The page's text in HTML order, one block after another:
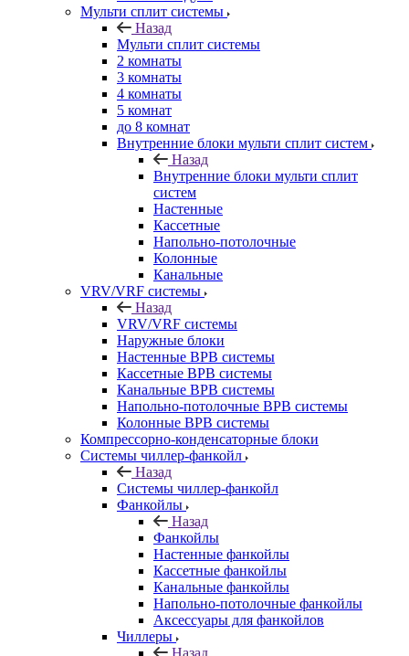
Мульти сплит системы
Назад
Мульти сплит системы
2 комнаты
3 комнаты
4 комнаты
5 комнат
до 8 комнат
Внутренние блоки мульти сплит систем
Назад
Внутренние блоки мульти сплит
систем
Настенные
Кассетные
Напольно-потолочные
Колонные
Канальные
VRV/VRF системы
Назад
VRV/VRF системы
Наружные блоки
Настенные ВРВ системы
Кассетные ВРВ системы
Канальные ВРВ системы
Напольно-потолочные ВРВ системы
Колонные ВРВ системы
Компрессорно-конденсаторные блоки
Системы чиллер-фанкойл
Назад
Системы чиллер-фанкойл
Фанкойлы
Назад
Фанкойлы
Настенные фанкойлы
Кассетные фанкойлы
Канальные фанкойлы
Напольно-потолочные фанкойлы
Аксессуары для фанкойлов
Чиллеры
Назад